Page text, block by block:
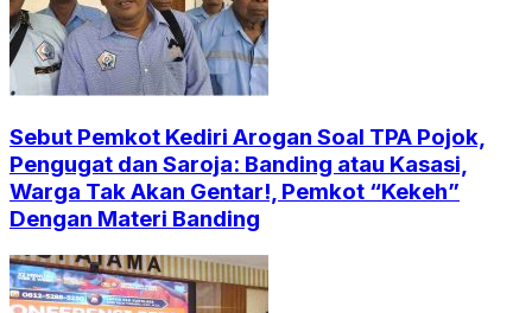
Sebut Pemkot Kediri Arogan Soal TPA Pojok,
Pengugat dan Saroja: Banding atau Kasasi,
Warga Tak Akan Gentar!, Pemkot “Kekeh”
Dengan Materi Banding